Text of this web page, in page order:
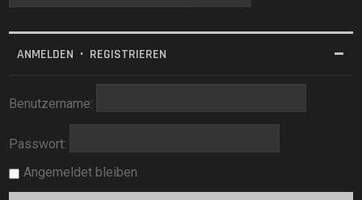
ANMELDEN • REGISTRIEREN
Benutzername:
Passwort:
Angemeldet bleiben